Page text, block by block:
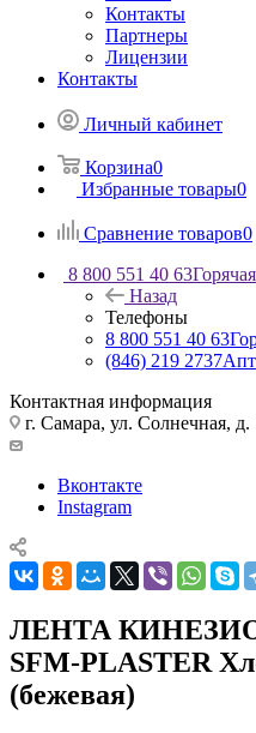
Контакты
Партнеры
Лицензии
Контакты
Личный кабинет
Корзина0
Избранные товары0
Сравнение товаров0
8 800 551 40 63
Назад
Телефоны
8 800 551 40 63
(846) 219 2737
Контактная информация
г. Самара, ул. Солнечная, д.
Вконтакте
Instagram
ЛЕНТА
SFM-PLASTER
(бежевая)